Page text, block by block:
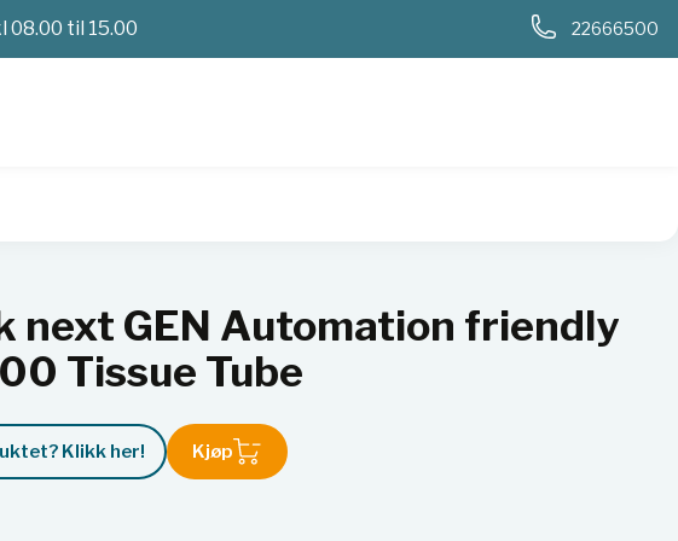
08.00 til 15.00 22666500
for XLX 500 Tissue Tube
next GEN Automation friendly
Tissue Tube
Klikk her! Kjøp